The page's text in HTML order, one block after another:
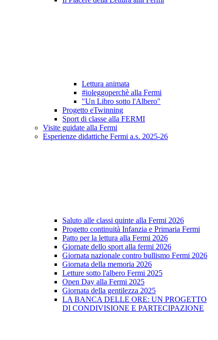
Lettura animata
#ioleggoperchè alla Fermi
"Un Libro sotto l'Albero"
Progetto eTwinning
Sport di classe alla FERMI
Visite guidate alla Fermi
Esperienze didattiche Fermi a.s. 2025-26
Saluto alle classi quinte alla Fermi 2026
Progetto continuità Infanzia e Primaria Fermi
Patto per la lettura alla Fermi 2026
Giornate dello sport alla fermi 2026
Giornata nazionale contro bullismo Fermi 2026
Giornata della memoria 2026
Letture sotto l'albero Fermi 2025
Open Day alla Fermi 2025
Giornata della gentilezza 2025
LA BANCA DELLE ORE: UN PROGETTO
DI CONDIVISIONE E PARTECIPAZIONE